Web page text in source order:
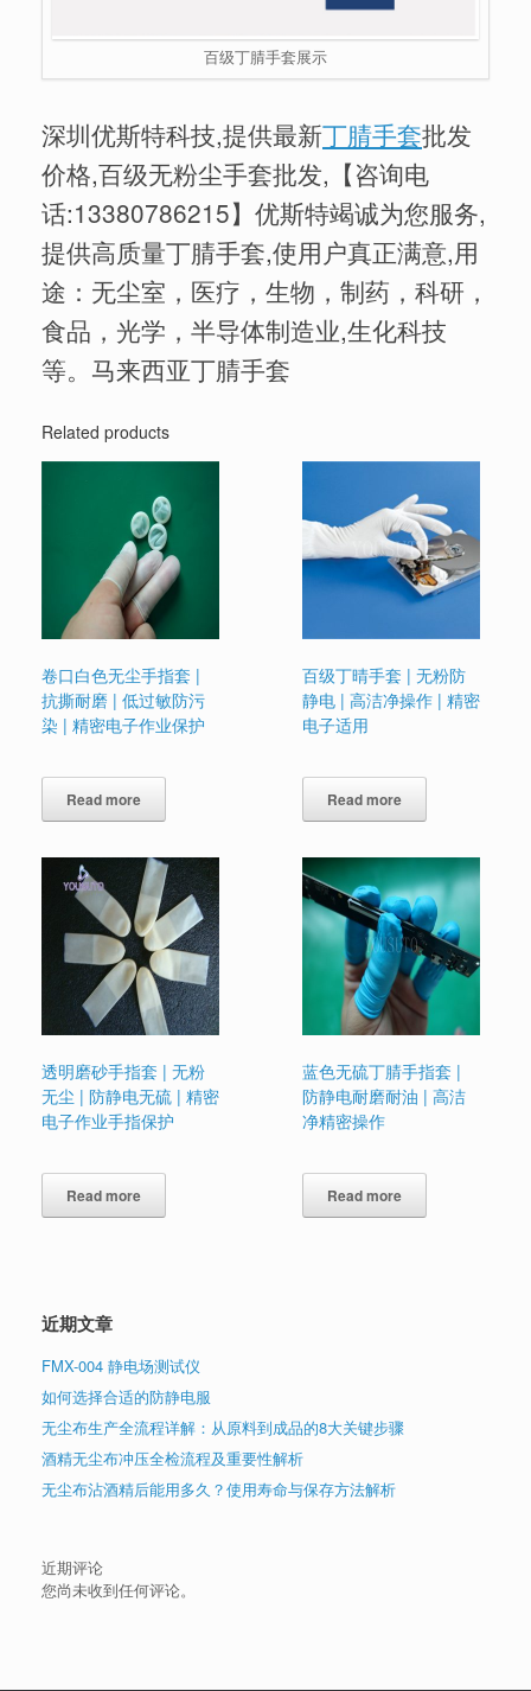
百级丁腈手套展示
深圳优斯特科技,提供最新丁腈手套批发
价格,百级无粉尘手套批发,【咨询电
话:13380786215】优斯特竭诚为您服务,
提供高质量丁腈手套,使用户真正满意,用
途：无尘室，医疗，生物，制药，科研，
食品，光学，半导体制造业,生化科技
等。马来西亚丁腈手套
Related products
卷口白色无尘手指套 |
抗撕耐磨 | 低过敏防污
染 | 精密电子作业保护
Read more
百级丁晴手套 | 无粉防
静电 | 高洁净操作 | 精密
电子适用
Read more
透明磨砂手指套 | 无粉
无尘 | 防静电无硫 | 精密
电子作业手指保护
Read more
蓝色无硫丁腈手指套 |
防静电耐磨耐油 | 高洁
净精密操作
Read more
近期文章
FMX-004 静电场测试仪
如何选择合适的防静电服
无尘布生产全流程详解：从原料到成品的8大关键步骤
酒精无尘布冲压全检流程及重要性解析
无尘布沾酒精后能用多久？使用寿命与保存方法解析
近期评论
您尚未收到任何评论。